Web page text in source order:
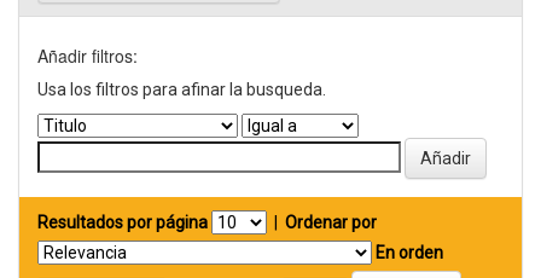
Añadir filtros:
Usa los filtros para afinar la busqueda.
Resultados por página
Ordenar por
En orden